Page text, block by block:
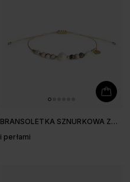
BRANSOLETKA SZNURKOWA Z
i perłami